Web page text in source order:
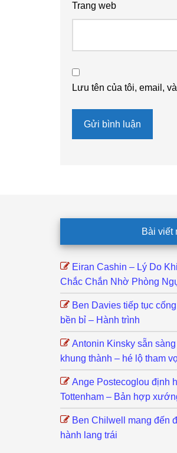
Trang web
Lưu tên của tôi, email,
Bài viết
Eiran Cashin – Lý Do
Chắc Chắn Nhờ Phòng
Ben Davies tiếp tục
bền bỉ – Hành trình
Antonin Kinsky sẵn
khung thành – hé lộ tham
Ange Postecoglou định
Tottenham – Bản hợp
Ben Chilwell mang đến
hành lang trái